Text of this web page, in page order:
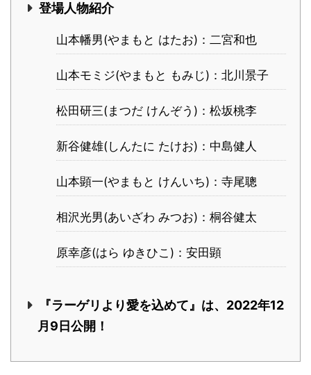
登場人物紹介
山本幡男(やまもと はたお)：二宮和也
山本モミジ(やまもと もみじ)：北川景子
松田研三(まつだ けんぞう)：松坂桃李
新谷健雄(しんたに たけお)：中島健人
山本顕一(やまもと けんいち)：寺尾聰
相沢光男(あいざわ みつお)：桐谷健太
原幸彦(はら ゆきひこ)：安田顕
『ラーゲリより愛を込めて』は、2022年12
月9日公開！